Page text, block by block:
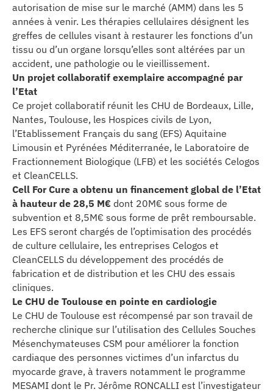
CONNECTÉ
d’info
l’éditeur
un CHU
autorisation de mise sur le marché (AMM) dans les 5
années à venir. Les thérapies cellulaires désignent les
greffes de cellules visant à restaurer les fonctions d’un
tissu ou d’un organe lorsqu’elles sont altérées par un
accident, une pathologie ou le vieillissement.
Un projet collaboratif exemplaire accompagné par
l’Etat
Ce projet collaboratif réunit les CHU de Bordeaux, Lille,
Nantes, Toulouse, les Hospices civils de Lyon,
l’Etablissement Français du sang (EFS) Aquitaine
Limousin et Pyrénées Méditerranée, le Laboratoire de
Fractionnement Biologique (LFB) et les sociétés Celogos
et CleanCELLS.
Cell For Cure a obtenu un financement global de l’Etat
à hauteur de 28,5 M€ dont 20M€ sous forme de
subvention et 8,5M€ sous forme de prêt remboursable.
Les EFS seront chargés de l’optimisation des procédés
de culture cellulaire, les entreprises Celogos et
CleanCELLS du développement des procédés de
fabrication et de distribution et les CHU des essais
cliniques.
Le CHU de Toulouse en pointe en cardiologie
Le CHU de Toulouse est récompensé par son travail de
recherche clinique sur l’utilisation des Cellules Souches
Mésenchymateuses CSM pour améliorer la fonction
cardiaque des personnes victimes d’un infarctus du
myocarde grave, à travers notamment le programme
MESAMI dont le Pr. Jérôme RONCALLI est l’investigateur